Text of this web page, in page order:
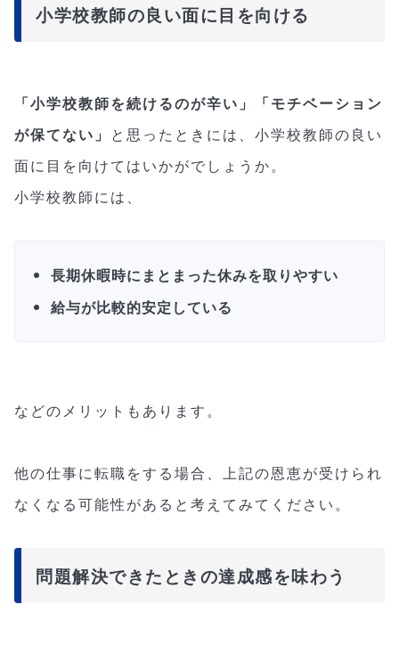
小学校教師の良い面に目を向ける
「小学校教師を続けるのが辛い」「モチベーション
が保てない」 と思ったときには、小学校教師の良い
面に目を向けてはいかがでしょうか。
小学校教師には、
長期休暇時にまとまった休みを取りやすい
給与が比較的安定している
などのメリットもあります。
他の仕事に転職をする場合、上記の恩恵が受けられ
なくなる可能性があると考えてみてください。
問題解決できたときの達成感を味わう